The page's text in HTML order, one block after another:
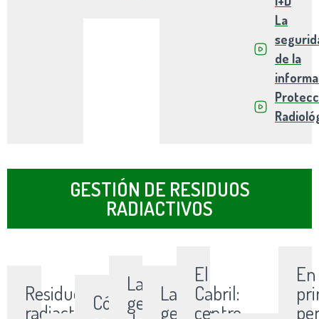
La
de la
GESTIÓN DE RESIDUOS
RADIACTIVOS
Residuos
radiactivos:Cómo
La
gestión
La
gestión
El
Cabril:
centro
En